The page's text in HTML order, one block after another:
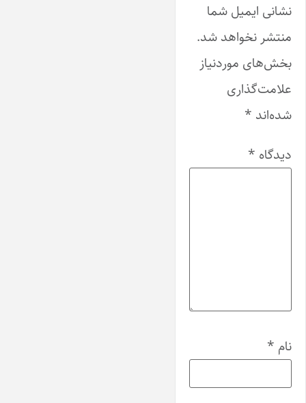
نشانی ایمیل شما
منتشر نخواهد شد.
بخش‌های موردنیاز
علامت‌گذاری
شده‌اند *
دیدگاه *
نام *